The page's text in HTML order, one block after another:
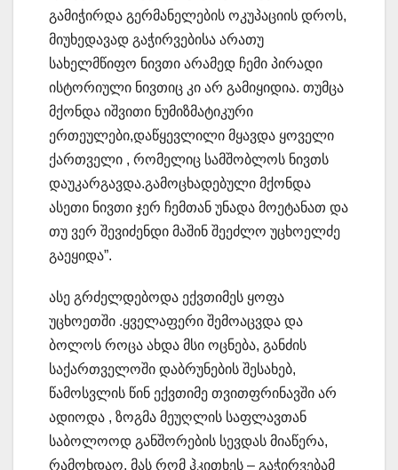
გამიჭირდა გერმანელების ოკუპაციის დროს,
მიუხედავად გაჭირვებისა არათუ
სახელმწიფო ნივთი არამედ ჩემი პირადი
ისტორიული ნივთიც კი არ გამიყიდია. თუმცა
მქონდა იშვითი ნუმიზმატიკური
ერთეულები,დაწყევლილი მყავდა ყოველი
ქართველი , რომელიც სამშობლოს ნივთს
დაუკარგავდა.გამოცხადებული მქონდა
ასეთი ნივთი ჯერ ჩემთან უნადა მოეტანათ და
თუ ვერ შევიძენდი მაშინ შეეძლო უცხოელძე
გაეყიდა”.
ასე გრძელდებოდა ექვთიმეს ყოფა
უცხოეთში .ყველაფერი შემოაცვდა და
ბოლოს როცა ახდა მსი ოცნება, განძის
საქართველოში დაბრუნების შესახებ,
წამოსვლის წინ ექვთიმე თვითფრინავში არ
ადიოდა , ზოგმა მეუღლის საფლავთან
საბოლოოდ განშორების სევდას მიაწერა,
რამოხდაო, მას რომ ჰკითხეს – გაჭირვებამ